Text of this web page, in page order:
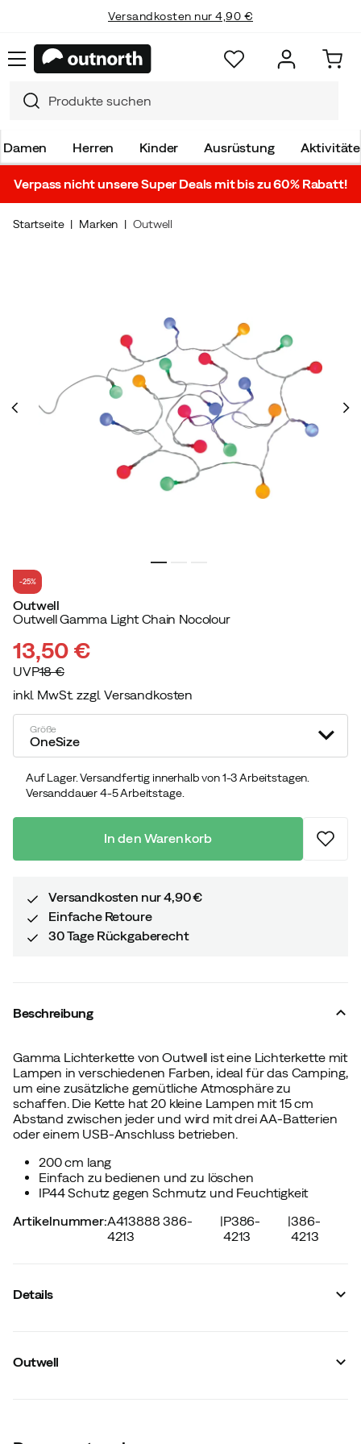
Versandkosten nur 4,90 €
Damen Herren Kinder Ausrüstung
Verpass nicht unsere Super Deals mit bis zu 60% Rabatt!
Startseite Marken Outwell
-25%
Outwell
Outwell Gamma Light Chain Nocolour
discounted
price
13,50 €
original
price
UVP18 €
inkl. MwSt. zzgl. Versandkosten
Größe
OneSize
Auf Lager. Versandfertig innerhalb von 1-3 Arbeitstagen.
Versanddauer 4-5 Arbeitstage.
In den Warenkorb
Versandkosten nur 4,90 €
Einfache Retoure
30 Tage Rückgaberecht
Beschreibung
Gamma Lichterkette von Outwell ist eine Lichterkette mit
Lampen in verschiedenen Farben, ideal für das Camping,
um eine zusätzliche gemütliche Atmosphäre zu
schaffen. Die Kette hat 20 kleine Lampen mit 15 cm
Abstand zwischen jeder und wird mit drei AA-Batterien
oder einem USB-Anschluss betrieben.
200 cm lang
Einfach zu bedienen und zu löschen
IP44 Schutz gegen Schmutz und Feuchtigkeit
Artikelnummer:A413888 386-
4213
|P386-
4213
|386-
4213
Details
Anzahl Batterien
Outwell